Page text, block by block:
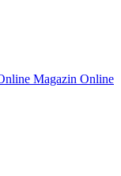
Online